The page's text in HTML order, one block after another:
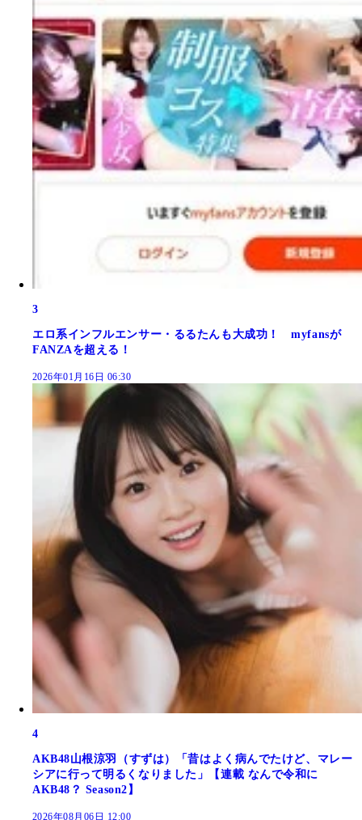
3
エロ系インフルエンサー・るるたんも大成功！ myfansが
FANZAを超える！
2026年01月16日 06:30
4
AKB48山根涼羽（すずは）「昔はよく病んでたけど、マレー
シアに行って明るくなりました」【連載 なんで令和に
AKB48？ Season2】
2026年08月06日 12:00